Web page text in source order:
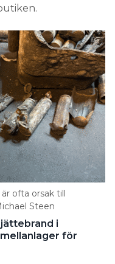
ofta orsak till
Steen
i
för